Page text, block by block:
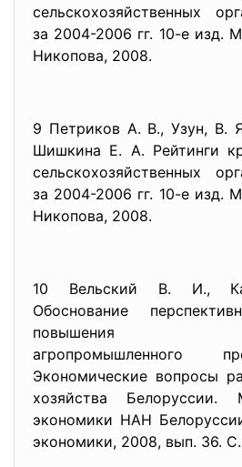
сельскохозяйственных
за 2004-2006 гг. 10-е
Никопова, 2008.
9 Петриков А. В., Узун, В.
Шишкина Е. А. Рейтинги
сельскохозяйственных
за 2004-2006 гг. 10-е
Никопова, 2008.
10 Вельский В. И.,
Обоснование
повышения
агропромышленного
Экономические вопросы
хозяйства Белоруссии.
экономики НАН
экономики, 2008, вып. 36. С.